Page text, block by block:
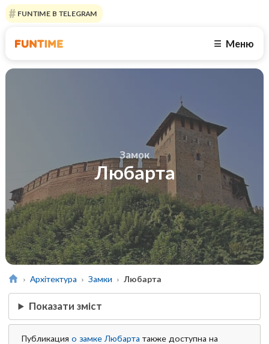
FUNTIME В TELEGRAM
☰ Меню
Замок
Любарта
Архітектура Замки Любарта
Показати зміст
Публикацияо замке Любарта также доступна на